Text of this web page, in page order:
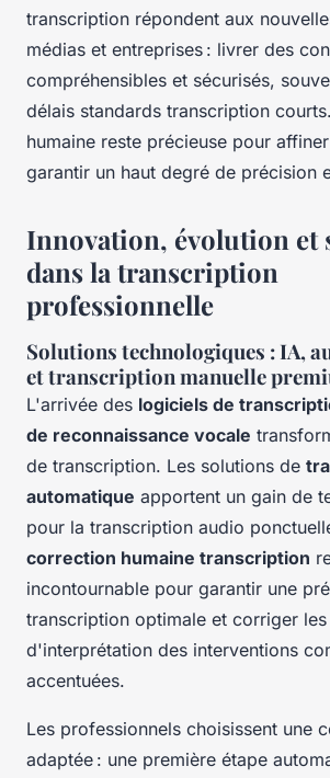
transcription répondent aux
médias et entreprises : livrer des
compréhensibles et sécurisés,
délais standards transcription
humaine reste précieuse pour
garantir un haut degré de précision
Innovation, évolution et
dans la transcription
professionnelle
Solutions technologiques : IA,
et transcription manuelle
L'arrivée des logiciels de
de reconnaissance vocale
de transcription. Les solutions de
automatique apportent un gain de
pour la transcription audio
correction humaine transcription
incontournable pour garantir une
transcription optimale et corriger
d'interprétation des interventions
accentuées.
Les professionnels choisissent une
adaptée : une première étape